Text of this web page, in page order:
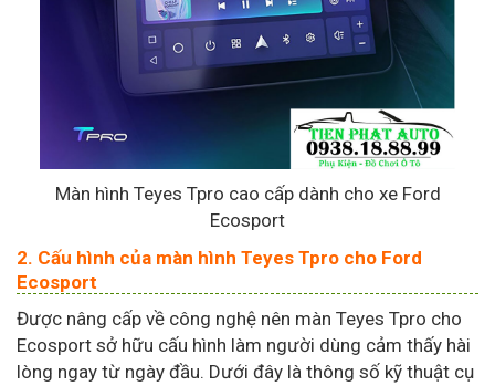
Màn hình Teyes Tpro cao cấp dành cho xe Ford
Ecosport
2. Cấu hình của màn hình Teyes Tpro cho Ford
Ecosport
Được nâng cấp về công nghệ nên màn Teyes Tpro cho
Ecosport sở hữu cấu hình làm người dùng cảm thấy hài
lòng ngay từ ngày đầu. Dưới đây là thông số kỹ thuật cụ